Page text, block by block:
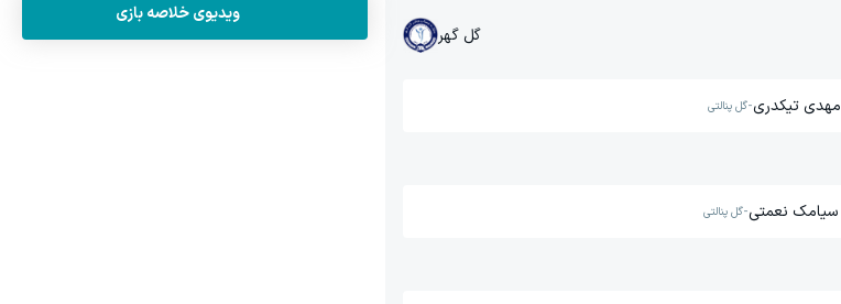
گل گهر
مهدی تیکدری-گل پنالتی
سیامک نعمتی-گل پنالتی
ویدیوی خلاصه بازی